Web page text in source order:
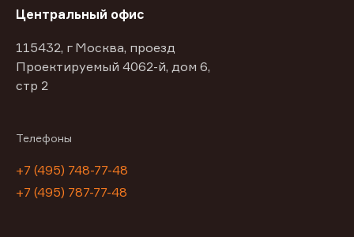
Центральный офис
115432, г Москва, проезд
Проектируемый 4062-й, дом 6,
стр 2
Телефоны
+7 (495) 748-77-48
+7 (495) 787-77-48